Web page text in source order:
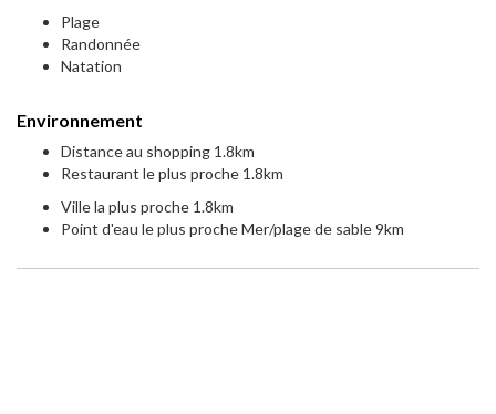
Plage
Randonnée
Natation
Environnement
Distance au shopping 1.8km
Restaurant le plus proche 1.8km
Ville la plus proche 1.8km
Point d'eau le plus proche Mer/plage de sable 9km